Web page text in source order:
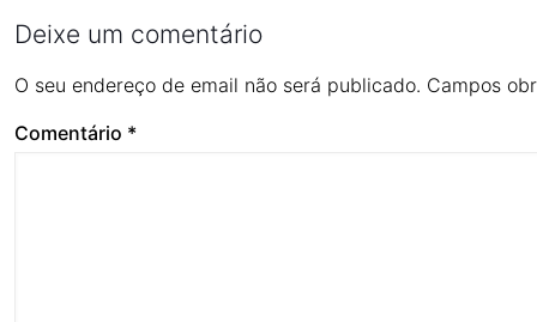
Deixe um comentário
O seu endereço de email não será publicado. Campos
Comentário *